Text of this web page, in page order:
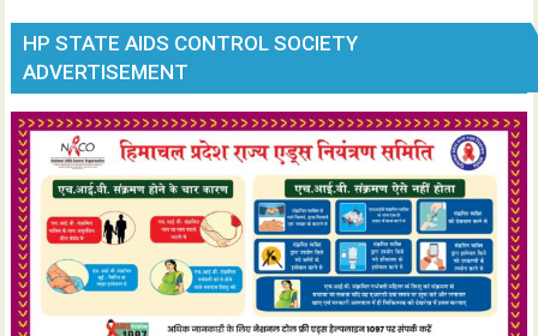
HP STATE AIDS CONTROL SOCIETY
ADVERTISEMENT